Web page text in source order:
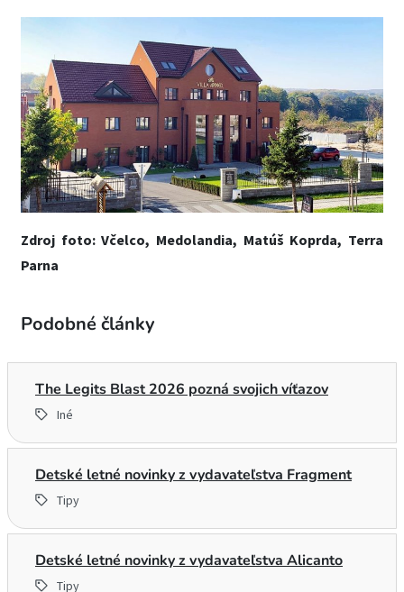
Zdroj foto: Včelco, Medolandia, Matúš Koprda, Terra
Parna
Podobné články
The Legits Blast 2026 pozná svojich víťazov
Iné
Detské letné novinky z vydavateľstva Fragment
Tipy
Detské letné novinky z vydavateľstva Alicanto
Tipy